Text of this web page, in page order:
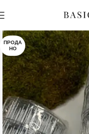
ПРОДА
НО